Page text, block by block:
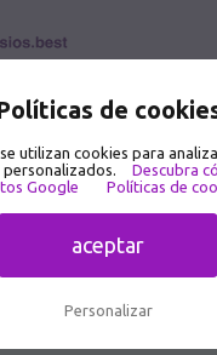
de
utilizan cookies para
Descubra
Google
Políticas de
aceptar
Personalizar
/Yucatán
de yoga en